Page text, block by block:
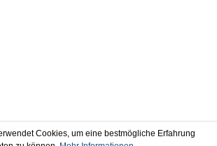
Cookies, um eine bestmögliche Erfahrung